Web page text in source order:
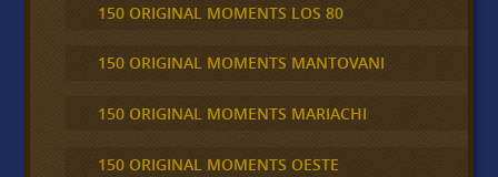
150 ORIGINAL MOMENTS LOS 80
150 ORIGINAL MOMENTS MANTOVANI
150 ORIGINAL MOMENTS MARIACHI
150 ORIGINAL MOMENTS OESTE